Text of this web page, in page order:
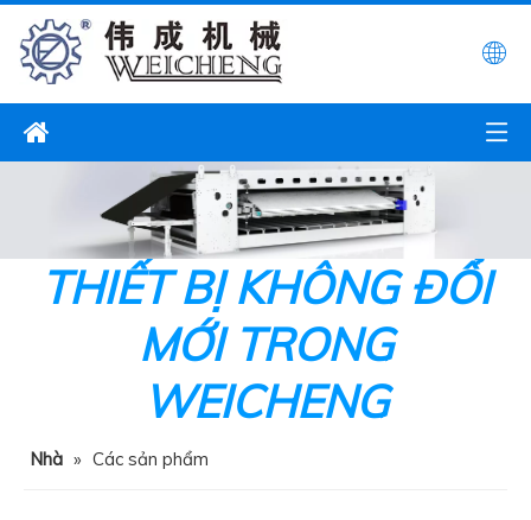
THIẾT BỊ KHÔNG ĐỔI
MỚI TRONG
WEICHENG
Nhà » Các sản phẩm